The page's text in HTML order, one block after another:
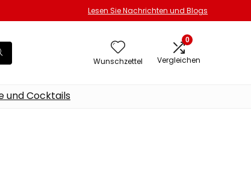
Lesen Sie Nachrichten und Blogs
Wunschzettel
0
Vergleichen
und Cocktails